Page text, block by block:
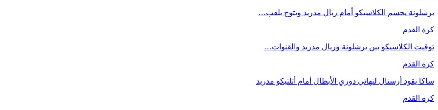
برشلونة يحسم الكلاسيكو أمام ريال مدريد ويتوج بلقب…
كرة القدم
توقيت الكلاسيكو بين برشلونة وريال مدريد والقنوات…
كرة القدم
ساكا يقود أرسنال لنهائي دوري الأبطال أمام أتلتيكو مدريد
كرة القدم